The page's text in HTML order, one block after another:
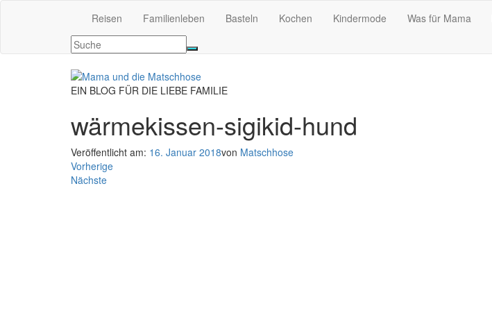
Reisen Familienleben Basteln Kochen Kindermode Was für Mama
EIN BLOG FÜR DIE LIEBE FAMILIE
wärmekissen-sigikid-hund
Veröffentlicht am: 16. Januar 2018von Matschhose
Vorherige
Nächste